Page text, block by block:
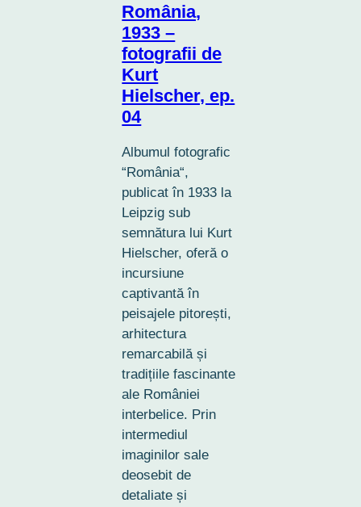
România,
1933 –
fotografii de
Kurt
Hielscher, ep.
04
Albumul fotografic
“România“,
publicat în 1933 la
Leipzig sub
semnătura lui Kurt
Hielscher, oferă o
incursiune
captivantă în
peisajele pitorești,
arhitectura
remarcabilă și
tradițiile fascinante
ale României
interbelice. Prin
intermediul
imaginilor sale
deosebit de
detaliate și